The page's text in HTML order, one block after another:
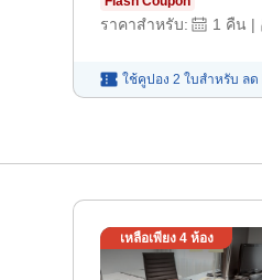
ราคาสำหรับ: 1 คืน |
ใช้คูปอง 2 ใบสำหรับ ลด
เหลือเพียง 4ห้อง